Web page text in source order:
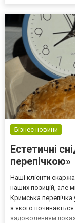
Бізнес новини
Естетичні
перепічкою»
Наші клієнти
наших позицій, але
Кримська перепічка
з якого
задоволенням